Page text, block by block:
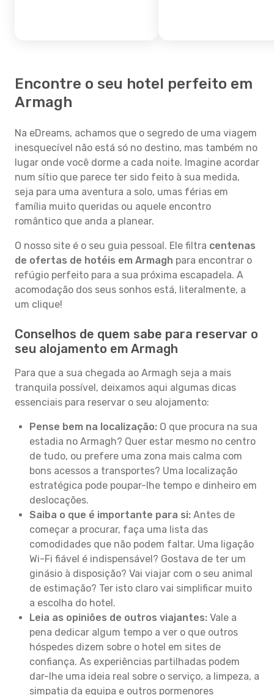
Encontre o seu hotel perfeito em
Armagh
Na eDreams, achamos que o segredo de uma viagem
inesquecível não está só no destino, mas também no
lugar onde você dorme a cada noite. Imagine acordar
num sítio que parece ter sido feito à sua medida,
seja para uma aventura a solo, umas férias em
família muito queridas ou aquele encontro
romântico que anda a planear.
O nosso site é o seu guia pessoal. Ele filtra centenas
de ofertas de hotéis em Armagh para encontrar o
refúgio perfeito para a sua próxima escapadela. A
acomodação dos seus sonhos está, literalmente, a
um clique!
Conselhos de quem sabe para reservar o
seu alojamento em Armagh
Para que a sua chegada ao Armagh seja a mais
tranquila possível, deixamos aqui algumas dicas
essenciais para reservar o seu alojamento:
Pense bem na localização: O que procura na sua
estadia no Armagh? Quer estar mesmo no centro
de tudo, ou prefere uma zona mais calma com
bons acessos a transportes? Uma localização
estratégica pode poupar-lhe tempo e dinheiro em
deslocações.
Saiba o que é importante para si: Antes de
começar a procurar, faça uma lista das
comodidades que não podem faltar. Uma ligação
Wi-Fi fiável é indispensável? Gostava de ter um
ginásio à disposição? Vai viajar com o seu animal
de estimação? Ter isto claro vai simplificar muito
a escolha do hotel.
Leia as opiniões de outros viajantes: Vale a
pena dedicar algum tempo a ver o que outros
hóspedes dizem sobre o hotel em sites de
confiança. As experiências partilhadas podem
dar-lhe uma ideia real sobre o serviço, a limpeza, a
simpatia da equipa e outros pormenores